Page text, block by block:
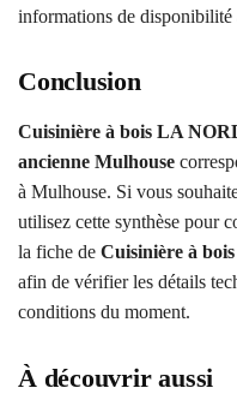
informations de disponibilité
Conclusion
Cuisinière à bois LA
ancienne Mulhouse
à Mulhouse. Si vous
utilisez cette synthèse pour
la fiche de Cuisinière à
afin de vérifier les détails
conditions du moment.
À découvrir aussi